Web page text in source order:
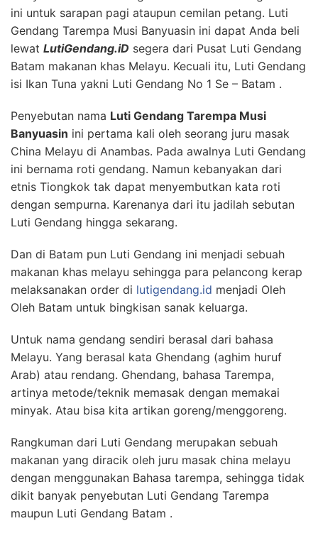
ini untuk sarapan pagi ataupun cemilan petang. Luti
Gendang Tarempa Musi Banyuasin ini dapat Anda beli
lewat LutiGendang.iD segera dari Pusat Luti Gendang
Batam makanan khas Melayu. Kecuali itu, Luti Gendang
isi Ikan Tuna yakni Luti Gendang No 1 Se – Batam .
Penyebutan nama Luti Gendang Tarempa Musi
Banyuasin ini pertama kali oleh seorang juru masak
China Melayu di Anambas. Pada awalnya Luti Gendang
ini bernama roti gendang. Namun kebanyakan dari
etnis Tiongkok tak dapat menyembutkan kata roti
dengan sempurna. Karenanya dari itu jadilah sebutan
Luti Gendang hingga sekarang.
Dan di Batam pun Luti Gendang ini menjadi sebuah
makanan khas melayu sehingga para pelancong kerap
melaksanakan order di lutigendang.id menjadi Oleh
Oleh Batam untuk bingkisan sanak keluarga.
Untuk nama gendang sendiri berasal dari bahasa
Melayu. Yang berasal kata Ghendang (aghim huruf
Arab) atau rendang. Ghendang, bahasa Tarempa,
artinya metode/teknik memasak dengan memakai
minyak. Atau bisa kita artikan goreng/menggoreng.
Rangkuman dari Luti Gendang merupakan sebuah
makanan yang diracik oleh juru masak china melayu
dengan menggunakan Bahasa tarempa, sehingga tidak
dikit banyak penyebutan Luti Gendang Tarempa
maupun Luti Gendang Batam .